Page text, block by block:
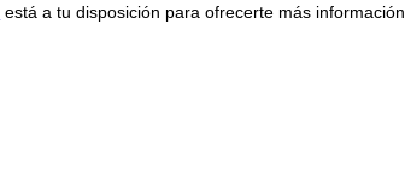
está a tu disposición para ofrecerte más información